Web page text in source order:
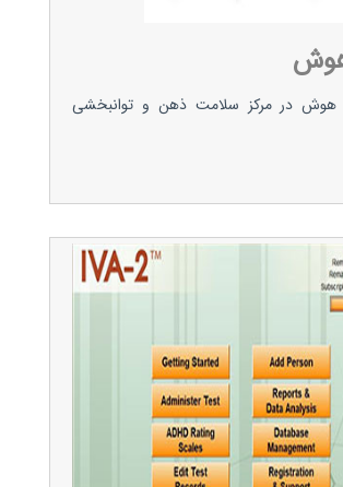
هوش در مرکز سلامت ذهن و توانبخشی